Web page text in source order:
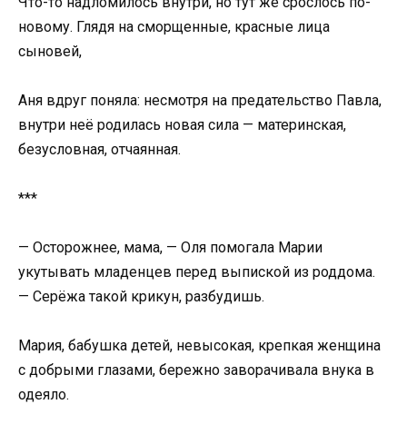
новому. Глядя на сморщенные, красные лица
сыновей,
Аня вдруг поняла: несмотря на предательство Павла,
внутри неё родилась новая сила — материнская,
безусловная, отчаянная.
***
— Осторожнее, мама, — Оля помогала Марии
укутывать младенцев перед выпиской из роддома.
— Серёжа такой крикун, разбудишь.
Мария, бабушка детей, невысокая, крепкая женщина
с добрыми глазами, бережно заворачивала внука в
одеяло.